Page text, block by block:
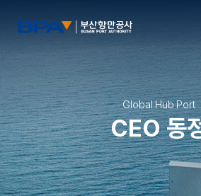
Global Hub Port
CEO 동
CEO 인사말
주요약력